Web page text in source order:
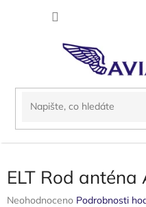
ELT Rod
Průměrné
Neohodnoceno Podrobnosti